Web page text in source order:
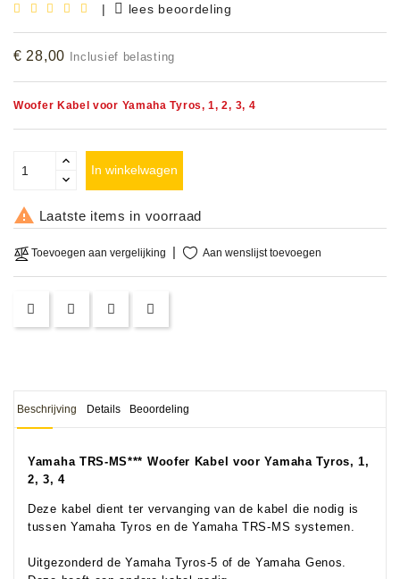
Accessoires
DEMO
OCCASIONS
DEMONSTRATIES
&
CLINICS
SERVICE
| lees beoordeling
€ 28,00 Inclusief belasting
Woofer Kabel voor Yamaha Tyros, 1, 2, 3, 4
In winkelwagen
 Laatste items in voorraad
Toevoegen aan vergelijking Aan wenslijst toevoegen
Beschrijving Details Beoordeling
Yamaha TRS-MS*** Woofer Kabel voor Yamaha Tyros, 1,
2, 3, 4
Deze kabel dient ter vervanging van de kabel die nodig is
tussen Yamaha Tyros en de Yamaha TRS-MS systemen.
Uitgezonderd de Yamaha Tyros-5 of de Yamaha Genos.